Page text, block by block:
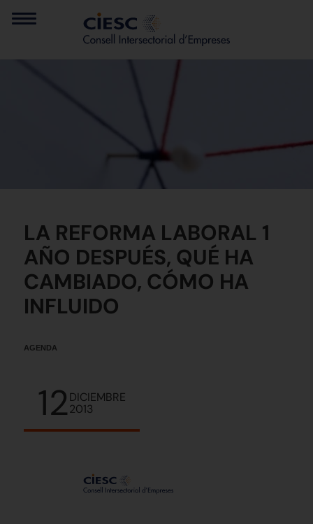
LA REFORMA LABORAL 1
AÑO DESPUÉS, QUÉ HA
CAMBIADO, CÓMO HA
INFLUIDO
AGENDA
12DICIEMBRE
2013